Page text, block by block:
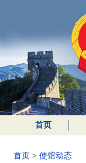
首页
首页 > 使馆动态